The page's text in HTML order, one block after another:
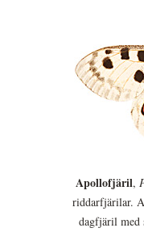
Apollofjäril,
riddarfjärilar.
dagfjäril med